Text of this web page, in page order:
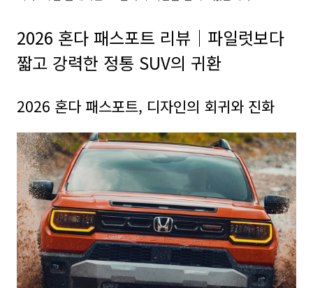
2026 혼다 패스포트 리뷰｜파일럿보다
짧고 강력한 정통 SUV의 귀환
2026 혼다 패스포트, 디자인의 회귀와 진화